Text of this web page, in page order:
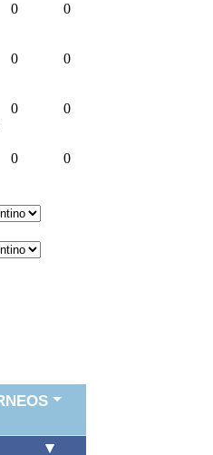
0 0
0 0
0 0
0 0